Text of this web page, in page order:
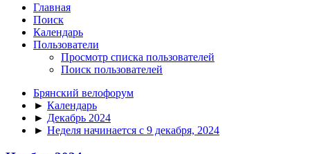
Главная
Поиск
Календарь
Пользователи
Просмотр списка пользователей
Поиск пользователей
Брянский велофорум
► Календарь
► Декабрь 2024
► Неделя начинается с 9 декабря, 2024